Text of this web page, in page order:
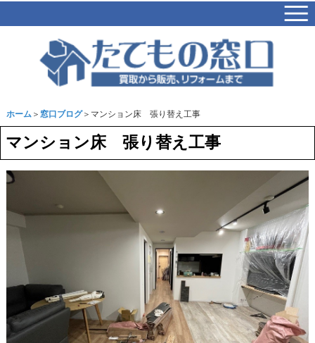
ホーム＞ 窓口ブログ＞マンション床 張り替え工事
マンション床 張り替え工事